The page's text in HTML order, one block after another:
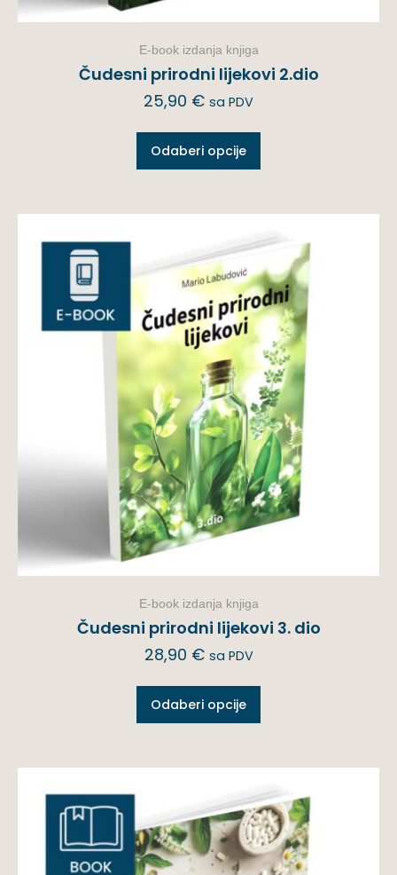
E-book izdanja knjiga
Čudesni prirodni lijekovi 2.dio
25,90 € sa PDV
Odaberi opcije
E-book izdanja knjiga
Čudesni prirodni lijekovi 3. dio
28,90 € sa PDV
Odaberi opcije